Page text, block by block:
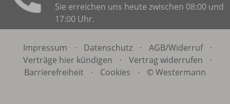
Sie erreichen uns heute zwischen 08:00 und
17:00 Uhr.
Impressum · Datenschutz · AGB/Widerruf
·
Verträge hier kündigen
· Vertrag widerrufen
·
Barrierefreiheit
· Cookies · © Westermann